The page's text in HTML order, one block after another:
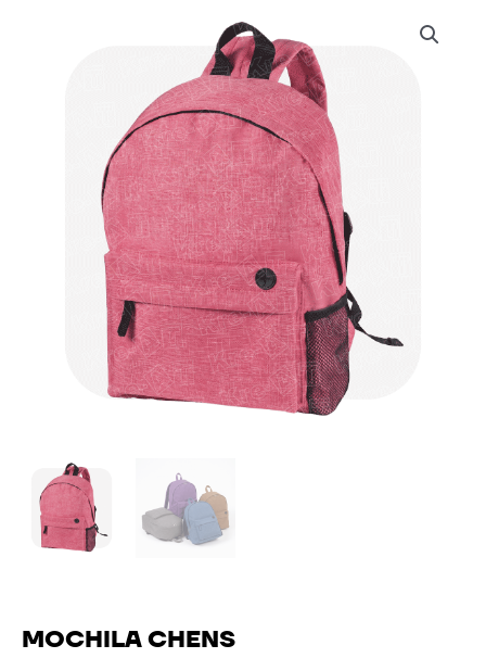
MOCHILA CHENS